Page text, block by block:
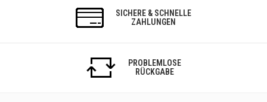
SICHERE & SCHNELLE
ZAHLUNGEN
PROBLEMLOSE
RÜCKGABE